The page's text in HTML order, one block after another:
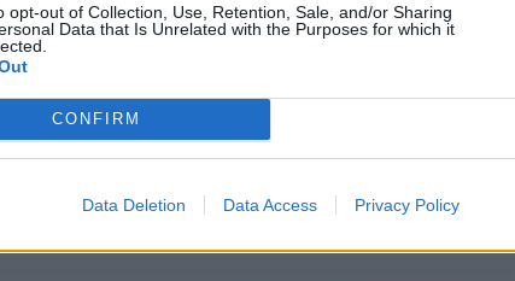
opt-out of Collection, Use, Retention, Sale, and/or Sharing
Data that Is Unrelated with the Purposes for which it
CONFIRM
Data Deletion Data Access Privacy Policy
στους
παιδιά και στους